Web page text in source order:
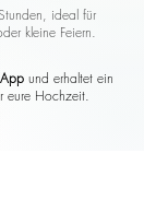
ideal für
kleine Feiern.
und erhaltet ein
eure Hochzeit.